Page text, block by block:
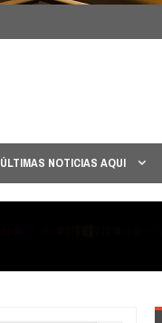
ÚLTIMAS NOTICIAS AQUI